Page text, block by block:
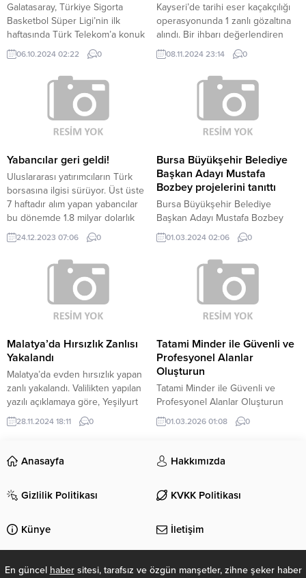
Galatasaray, Türkiye Sigorta
Basketbol Süper Ligi’nin ilk
haftasında Türk Telekom’a konuk
oldu. İki takımın da hücumda
zorlanarak başladığı maçın ilk 5
dakikasını Sarı Kırmızılılar 10-7
önde geçti. Çeyreğin sonunda
farkı çift hanelere çıkaran sarı-
kırmızılılar, ilk periyodu 22-11
üstün tamamladı. DEVREYE
çeyreğe pota altından basketlerle
başlayan sarı-kırmızılılar,...
06.10.2024 02:22 0
Kayseri’de tarihi eser kaçakçılığı
operasyonunda 1 zanlı gözaltına
alındı. Bir ihbarı değerlendiren
Kayseri Emniyet
MüdürlüğüKaçakçılık ve Organize
Suçlarla Mücadele Şube
Müdürlüğü ekipleri operasyon
düzenledi. H.Y’nin (56) gözaltına
alındığı operasyonda 3 toplu
tabanca, çeşitli dönemlere ait 6
metal kılıç ele geçirildi.
Operasyonda ele geçirilen...
08.11.2024 23:14 0
Yabancılar geri geldi!
Uluslararası yatırımcıların Türk
borsasına ilgisi sürüyor. Üst üste
7 haftadır alım yapan yabancılar
bu dönemde 1.8 milyar dolarlık
hisse aldı. Borsada yüzde 27.4’e
gerileyen yabancı payı şimdilerde
yüzde 38’e yükseldi. Yabancı
yatırımcılar, Türkiye ...
24.12.2023 07:06 0
Bursa Büyükşehir Belediye
Başkan Adayı Mustafa
Bozbey projelerini tanıttı
Bursa Büyükşehir Belediye
Başkan Adayı Mustafa Bozbey
projelerini tanıttı Bozbey: "Benim
mega projem umutlu, mutlu
çocuklar için kenti yeniden inşa
etmektir" CHP Bursa Büyükşehir
Belediye Başkan Adayı Mustafa
Bozbey, projelerini anlattı.
01.03.2024 02:06 0
Malatya’da Hırsızlık Zanlısı
Yakalandı
Malatya’da evden hırsızlık yapan
zanlı yakalandı. Valilikten yapılan
yazılı açıklamaya göre, Yeşilyurt
ilçesine bağlı Molla Kasım
Mahallesinde 24 Kasımda
olayının zanlısının yakalanmasına
yönelik Asayiş Şube Müdürlüğü
Kimliği tespit edilen şüpheli F.D.
yakalandı. Zanlının ikametinde
yapılan aramada çalınan ziynet
eşyalar ile 12...
28.11.2024 18:11 0
Tatami Minder ile Güvenli ve
Profesyonel Alanlar
Oluşturun
Tatami Minder ile Güvenli ve
Profesyonel Alanlar Oluşturun
Tatami minder, darbe emici yapısı
ve modüler tasarımı sayesinde
için güvenli bir zemin çözümü
sunar. Özellikle anaokulları,
oyun alanlarında tercih edilen
ve konforu bir arada sağlar.
Günümüzde...
01.03.2026 01:08 0
Anasayfa Hakkımızda
Gizlilik Politikası KVKK Politikası
Künye İletişim
En güncel habersitesi, tarafsız ve özgün manşetler, zihne şeker haber